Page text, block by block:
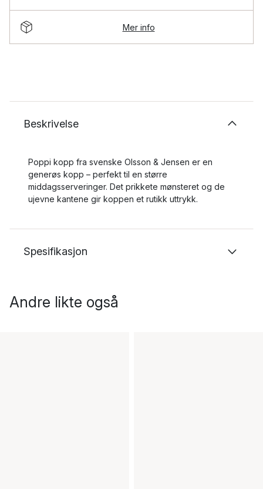
Mer info
Beskrivelse
Poppi kopp fra svenske Olsson & Jensen er en
generøs kopp – perfekt til en større
middagsserveringer. Det prikkete mønsteret og de
ujevne kantene gir koppen et rutikk uttrykk.
Spesifikasjon
Andre likte også